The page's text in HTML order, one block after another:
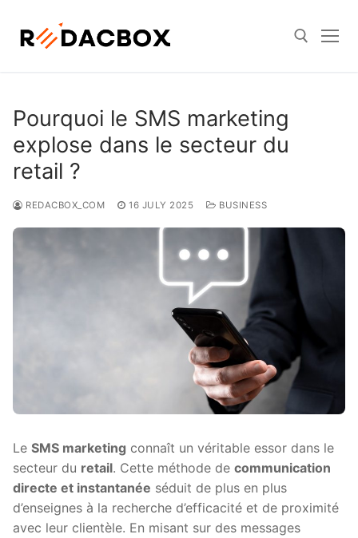
content
Pourquoi le SMS marketing
explose dans le secteur du
retail ?
REDACBOX_COM 16 JULY 2025 BUSINESS
Le SMS marketing connaît un véritable essor dans le
secteur du retail. Cette méthode de communication
directe et instantanée séduit de plus en plus
d’enseignes à la recherche d’efficacité et de proximité
avec leur clientèle. En misant sur des messages